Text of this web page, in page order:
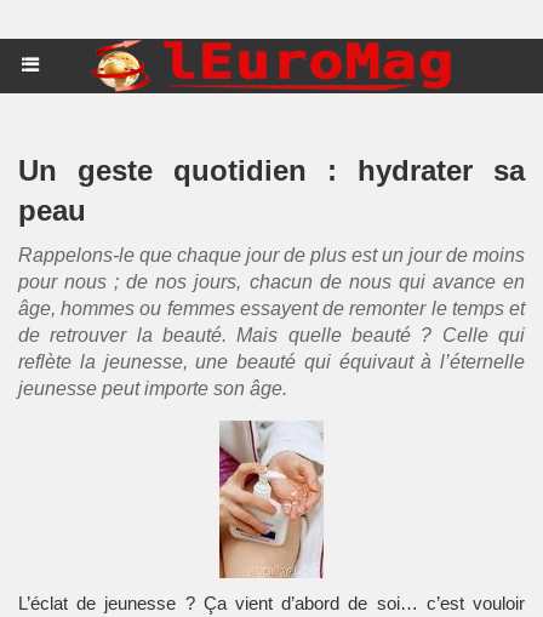
Un geste quotidien : hydrater sa
peau
Rappelons-le que chaque jour de plus est un jour de moins
pour nous ; de nos jours, chacun de nous qui avance en
âge, hommes ou femmes essayent de remonter le temps et
de retrouver la beauté. Mais quelle beauté ? Celle qui
reflète la jeunesse, une beauté qui équivaut à l’éternelle
jeunesse peut importe son âge.
L’éclat de jeunesse ? Ça vient d’abord de soi… c’est vouloir